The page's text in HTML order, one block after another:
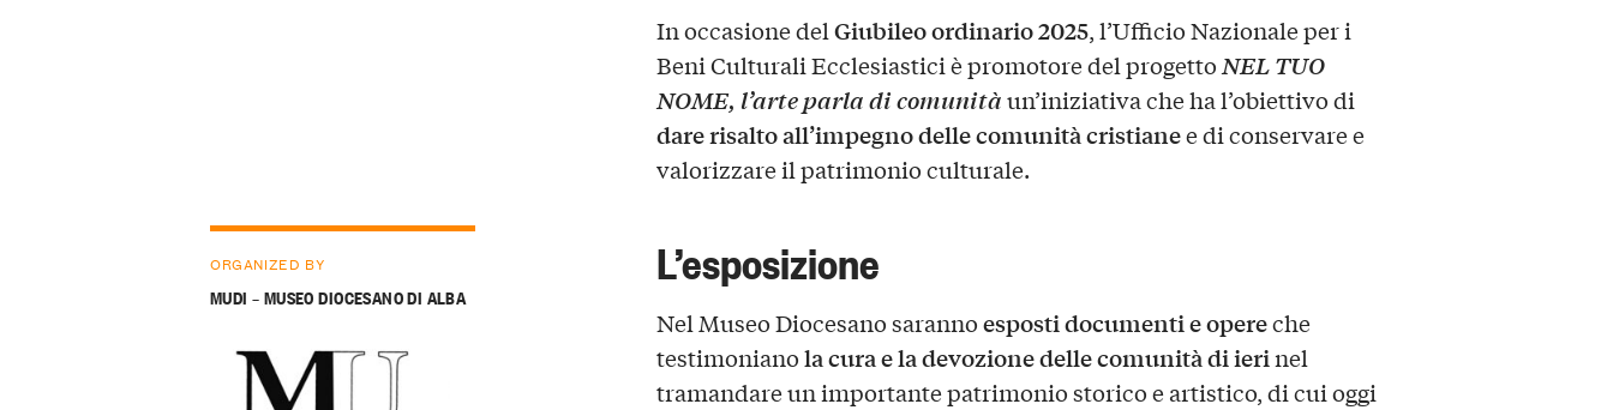
In occasione delGiubileo ordinario 2025, l’Ufficio Nazionale per i
Beni Culturali Ecclesiastici è promotore del progettoNEL TUO
NOME, l’arte parla di comunitàun’iniziativa che ha l’obiettivo di
dare risalto all’impegno delle comunità cristianee di conservare e
valorizzare il patrimonio culturale.
L’esposizione
Nel Museo Diocesano sarannoesposti documenti e opereche
testimonianola cura e la devozione delle comunità di ierinel
tramandare un importante patrimonio storico e artistico, di cui oggi
ORGANIZED BY
MUDI – MUSEO DIOCESANO DI ALBA